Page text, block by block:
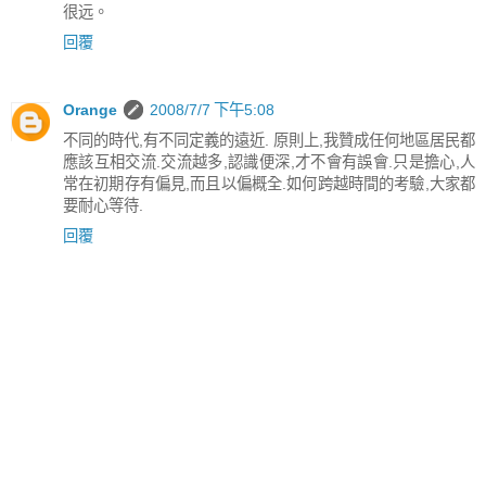
很远。
回覆
Orange
2008/7/7 下午5:08
不同的時代,有不同定義的遠近. 原則上,我贊成任何地區居民都
應該互相交流.交流越多,認識便深,才不會有誤會.只是擔心,人
常在初期存有偏見,而且以偏概全.如何跨越時間的考驗,大家都
要耐心等待.
回覆